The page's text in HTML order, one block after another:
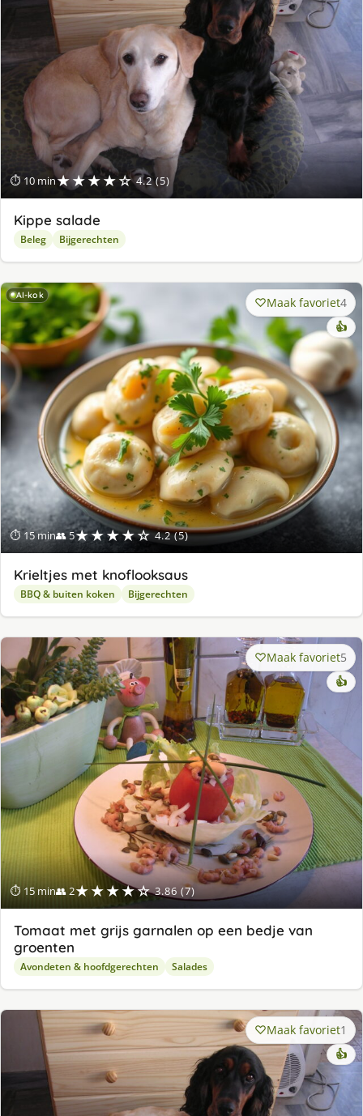
⏱ 10 min★★★★☆ 4.2 (5)
Kippe salade
Beleg Bijgerechten
AI-kok
⏱ 15 min👥 5★★★★☆ 4.2 (5)
Maak favoriet4
👍
Krieltjes met knoflooksaus
BBQ & buiten koken Bijgerechten
⏱ 15 min👥 2★★★★☆ 3.86 (7)
Maak favoriet5
👍
Tomaat met grijs garnalen op een bedje van
groenten
Avondeten & hoofdgerechten Salades
Maak favoriet1
👍